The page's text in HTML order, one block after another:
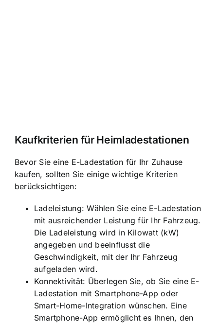
Kaufkriterien für Heimladestationen
Bevor Sie eine E-Ladestation für Ihr Zuhause
kaufen, sollten Sie einige wichtige Kriterien
berücksichtigen:
Ladeleistung: Wählen Sie eine E-Ladestation
mit ausreichender Leistung für Ihr Fahrzeug.
Die Ladeleistung wird in Kilowatt (kW)
angegeben und beeinflusst die
Geschwindigkeit, mit der Ihr Fahrzeug
aufgeladen wird.
Konnektivität: Überlegen Sie, ob Sie eine E-
Ladestation mit Smartphone-App oder
Smart-Home-Integration wünschen. Eine
Smartphone-App ermöglicht es Ihnen, den